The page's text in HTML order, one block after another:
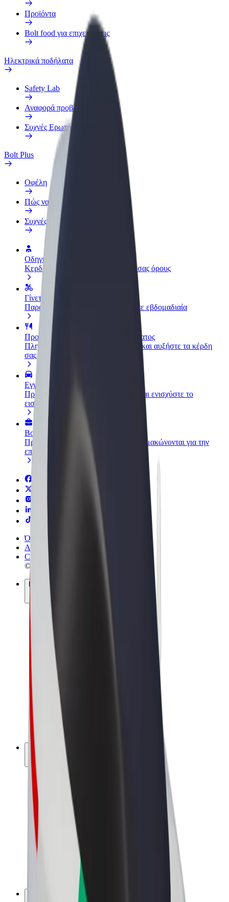
Προϊόντα
Bolt food για επιχειρήσεις
Ηλεκτρικά ποδήλατα
Safety Lab
Αναφορά προβλήματος
Συχνές Ερωτήσεις
Bolt Plus
Οφέλη
Πώς να συμμετάσχετε
Συχνές Ερωτήσεις
Οδηγήστε
Κερδίστε χρήματα με τους δικούς σας όρους
Γίνετε courier
Παραδώστε φαγητό και πληρώνεστε εβδομαδιαία
Προσθήκη εστιατορίου ή καταστήματος
Πλησιάστε περισσότερους πελάτες και αυξήστε τα κέρδη
σας
Εγγραφείτε ως ιδιοκτήτης στόλου
Προσθέστε το στόλο σας στο Bolt και ενισχύστε το
εισόδημά σας
Bolt for Business
Προϊόντα και υπηρεσίες Bolt που κλιμακώνονται για την
επιχείρησή σας
Όροι & Προϋποθέσεις
Απόρρητο
Cookies
© 2026 Bolt Technology OÜ
Προϊόντα
Διαδρομές
Σκούτερς
Αγορά Bolt
Bolt Food
Bolt Drive
Bolt for Business
Ηλεκτρικά ποδήλατα
Bolt Plus
Κερδίστε με Bolt
Οδηγοί
Απολαβές οδηγών
Διανομείς
Απολαβές διανομέων
Bolt Εμπόρους Τροφίμων
Franchises